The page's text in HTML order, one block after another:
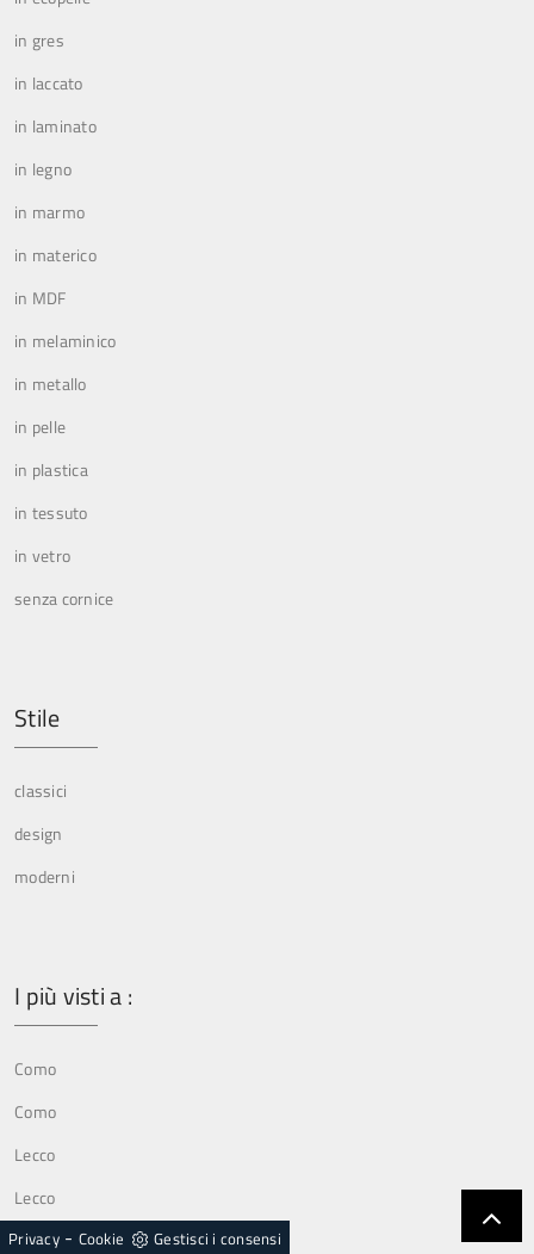
in gres
in laccato
in laminato
in legno
in marmo
in materico
in MDF
in melaminico
in metallo
in pelle
in plastica
in tessuto
in vetro
senza cornice
Stile
classici
design
moderni
I più visti a :
Como
Como
Lecco
Lecco
Lissone
Privacy- Cookie Gestisci i consensi